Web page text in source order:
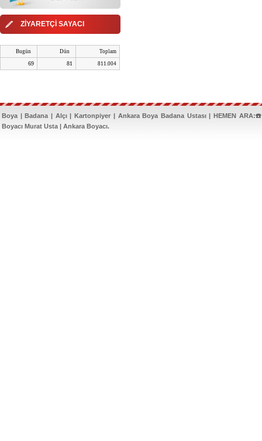
ZİYARETÇİ SAYACI
Bugün Dün Toplam
69 81 811.004
Boya | Badana | Alçı | Kartonpiyer | Ankara Boya Badana Ustası | HEMEN
Boyacı Murat Usta | Ankara Boyacı.